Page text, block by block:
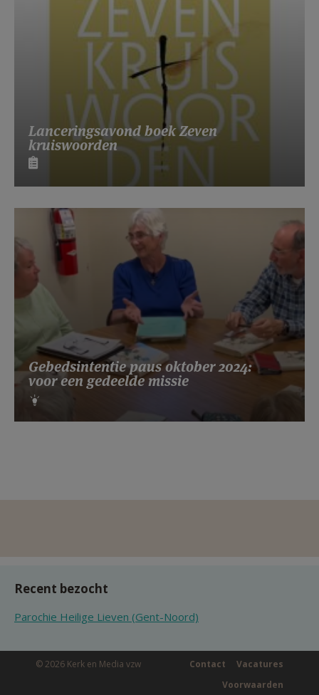
Lanceringsavond boek Zeven
kruiswoorden
Gebedsintentie paus oktober 2024:
voor een gedeelde missie
Recent bezocht
Parochie Heilige Lieven (Gent-Noord)
© 2026 Kerk en Media vzw Vacatures
Contact
Voorwaarden